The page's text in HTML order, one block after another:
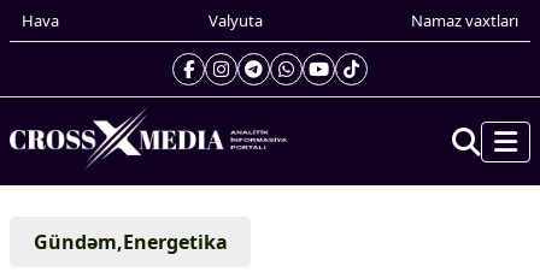
Hava Valyuta Namaz vaxtları
Gündəm
Gündəm,Energetika